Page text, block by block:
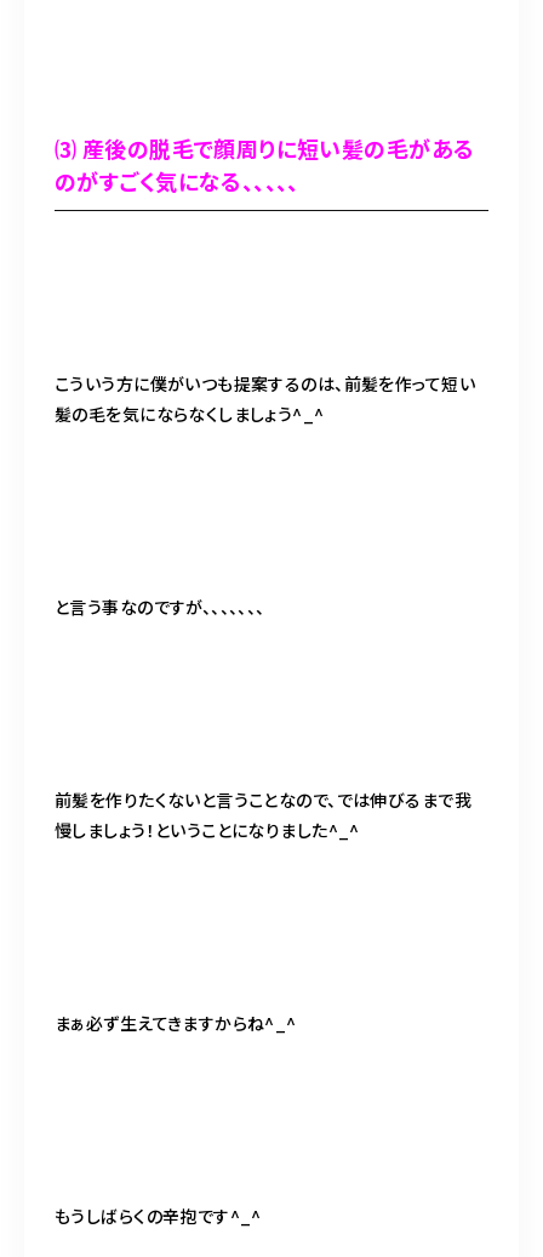
⑶ 産後の脱毛で顔周りに短い髪の毛がある
のがすごく気になる、、、、、
こういう方に僕がいつも提案するのは、前髪を作って短い
髪の毛を気にならなくしましょう^_^
と言う事なのですが、、、、、、、
前髪を作りたくないと言うことなので、では伸びるまで我
慢しましょう！ということになりました^_^
まぁ必ず生えてきますからね^_^
もうしばらくの辛抱です^_^